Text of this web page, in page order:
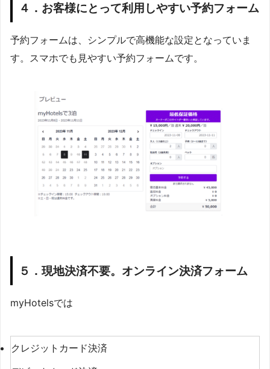
４．お客様にとって利用しやすい予約フォーム
予約フォームは、シンプルで高機能な設定となっていま
す。スマホでも見やすい予約フォームです。
５．現地決済不要。オンライン決済フォーム
myHotelsでは
クレジットカード決済